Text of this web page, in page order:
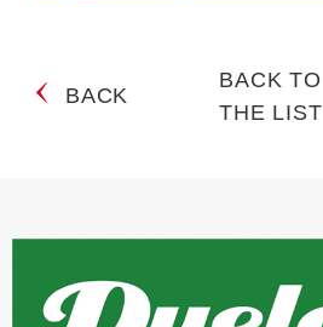
BACK
BACK TO
THE LIST